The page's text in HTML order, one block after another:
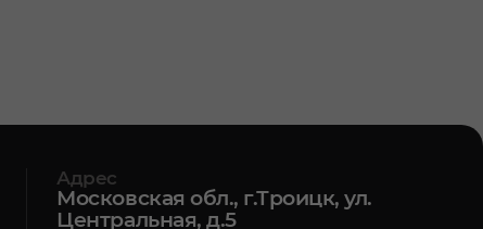
Адрес
Московская обл., г.Троицк, ул.
Центральная, д.5